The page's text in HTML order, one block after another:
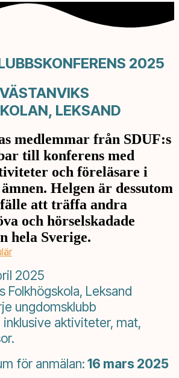
2025
LEKSAND
medlemmar från SDUF:s
till konferens med
och föreläsare i
Helgen är dessutom
att träffa andra
och hörselskadade
hela Sverige.
2025
Folkhögskola, Leksand
ungdomsklubb
inklusive aktiviteter, mat,
för anmälan:16 mars 2025